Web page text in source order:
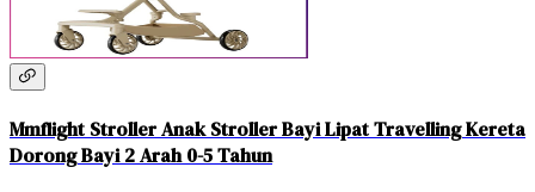
Mmflight Stroller Anak Stroller Bayi Lipat Travelling Kereta
Dorong Bayi 2 Arah 0-5 Tahun